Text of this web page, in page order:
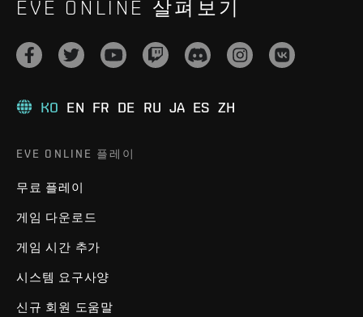
EVE ONLINE 살펴보기
KO EN FR DE RU JA ES ZH
EVE ONLINE 플레이
무료 플레이
게임 다운로드
게임 시간 추가
시스템 요구사양
신규 회원 도움말